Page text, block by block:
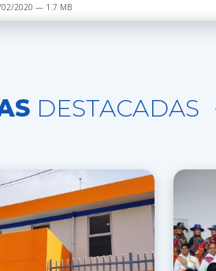
02/2020 — 1.7 MB
DESTACADAS